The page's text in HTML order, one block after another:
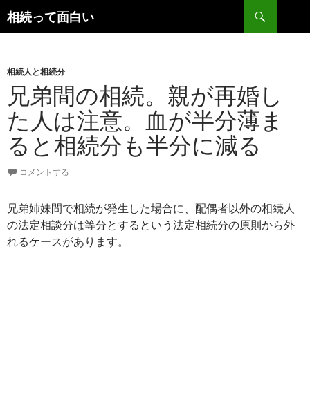
相続って面白い
検
索
ン
ツ
へ
ス
キ
ッ
プ
相続人と相続分
兄弟間の相続。親が再婚し
た人は注意。血が半分薄ま
ると相続分も半分に減る
コメントする
兄弟姉妹間で相続が発生した場合に、配偶者以外の相続人
の法定相談分は等分とするという法定相続分の原則から外
れるケースがあります。